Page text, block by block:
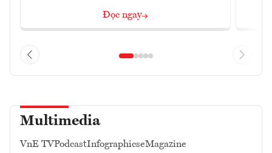
Đọc ngay
Multimedia
VnE TVPodcastInfographicseMagazine